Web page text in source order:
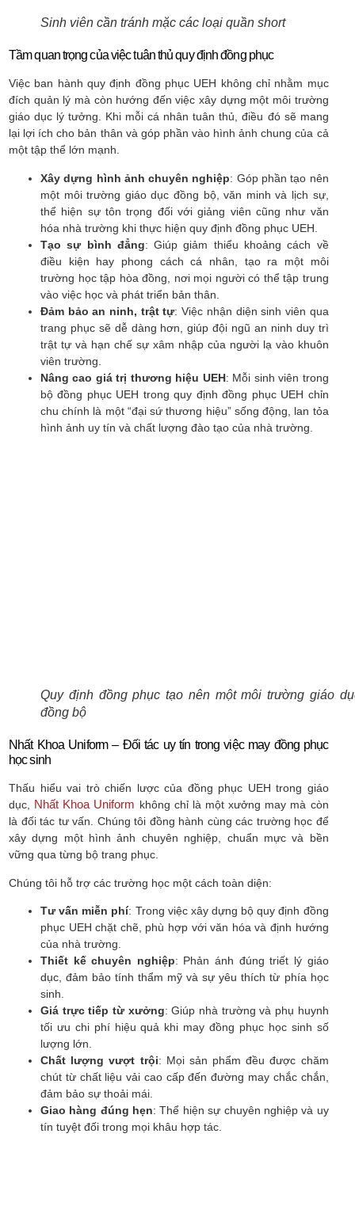
Sinh viên cần tránh mặc các loại quần short
Tầm quan trọng của việc tuân thủ quy định đồng phục
Việc ban hành quy định đồng phục UEH không chỉ nhằm mục
đích quản lý mà còn hướng đến việc xây dựng một môi trường
giáo dục lý tưởng. Khi mỗi cá nhân tuân thủ, điều đó sẽ mang
lại lợi ích cho bản thân và góp phần vào hình ảnh chung của cả
một tập thể lớn mạnh.
Xây dựng hình ảnh chuyên nghiệp: Góp phần tạo nên
một môi trường giáo dục đồng bộ, văn minh và lịch sự,
thể hiện sự tôn trọng đối với giảng viên cũng như văn
hóa nhà trường khi thực hiện quy định đồng phục UEH.
Tạo sự bình đẳng: Giúp giảm thiểu khoảng cách về
điều kiện hay phong cách cá nhân, tạo ra một môi
trường học tập hòa đồng, nơi mọi người có thể tập trung
vào việc học và phát triển bản thân.
Đảm bảo an ninh, trật tự: Việc nhận diện sinh viên qua
trang phục sẽ dễ dàng hơn, giúp đội ngũ an ninh duy trì
trật tự và hạn chế sự xâm nhập của người lạ vào khuôn
viên trường.
Nâng cao giá trị thương hiệu UEH: Mỗi sinh viên trong
bộ đồng phục UEH trong quy định đồng phục UEH chỉn
chu chính là một “đại sứ thương hiệu” sống động, lan tỏa
hình ảnh uy tín và chất lượng đào tạo của nhà trường.
Quy định đồng phục tạo nên một môi trường giáo
đồng bộ
Nhất Khoa Uniform – Đối tác uy tín trong việc may đồng phục
học sinh
Thấu hiểu vai trò chiến lược của đồng phục UEH trong giáo
dục, Nhất Khoa Uniform không chỉ là một xưởng may mà còn
là đối tác tư vấn. Chúng tôi đồng hành cùng các trường học để
xây dựng một hình ảnh chuyên nghiệp, chuẩn mực và bền
vững qua từng bộ trang phục.
Chúng tôi hỗ trợ các trường học một cách toàn diện:
Tư vấn miễn phí: Trong việc xây dựng bộ quy định đồng
phục UEH chặt chẽ, phù hợp với văn hóa và định hướng
của nhà trường.
Thiết kế chuyên nghiệp: Phản ánh đúng triết lý giáo
dục, đảm bảo tính thẩm mỹ và sự yêu thích từ phía học
sinh.
Giá trực tiếp từ xưởng: Giúp nhà trường và phụ huynh
tối ưu chi phí hiệu quả khi may đồng phục học sinh số
lượng lớn.
Chất lượng vượt trội: Mọi sản phẩm đều được chăm
chút từ chất liệu vải cao cấp đến đường may chắc chắn,
đảm bảo sự thoải mái.
Giao hàng đúng hẹn: Thể hiện sự chuyên nghiệp và uy
tín tuyệt đối trong mọi khâu hợp tác.